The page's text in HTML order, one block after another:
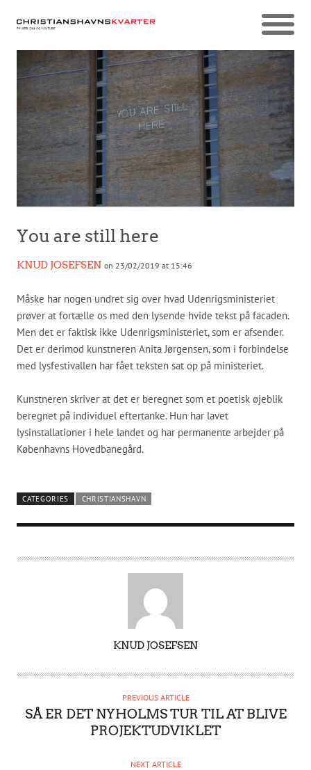
You are still here
KNUD JOSEFSEN on 23/02/2019 at 15:46
Måske har nogen undret sig over hvad Udenrigsministeriet
prøver at fortælle os med den lysende hvide tekst på facaden.
Men det er faktisk ikke Udenrigsministeriet, som er afsender.
Det er derimod kunstneren Anita Jørgensen, som i forbindelse
med lysfestivallen har fået teksten sat op på ministeriet.
Kunstneren skriver at det er beregnet som et poetisk øjeblik
beregnet på individuel eftertanke. Hun har lavet
lysinstallationer i hele landet og har permanente arbejder på
Københavns Hovedbanegård.
CATEGORIES CHRISTIANSHAVN
T
O
KNUD JOSEFSEN
PREVIOUS ARTICLE
SÅ ER DET NYHOLMS TUR TIL AT BLIVE
PROJEKTUDVIKLET
NEXT ARTICLE